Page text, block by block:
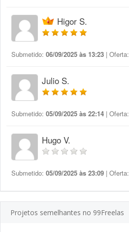
Higor S.
Submetido: 06/09/2025 às 13:23 | Oferta:
Julio S.
Submetido: 05/09/2025 às 22:14 | Oferta:
Hugo V.
Submetido: 05/09/2025 às 23:09 | Oferta:
Projetos semelhantes no 99Freelas